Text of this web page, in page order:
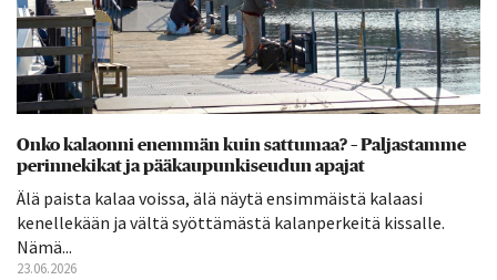
Onko kalaonni enemmän kuin sattumaa? – Paljastamme
perinnekikat ja pääkaupunkiseudun apajat
Älä paista kalaa voissa, älä näytä ensimmäistä kalaasi
kenellekään ja vältä syöttämästä kalanperkeitä kissalle.
Nämä...
23.06.2026